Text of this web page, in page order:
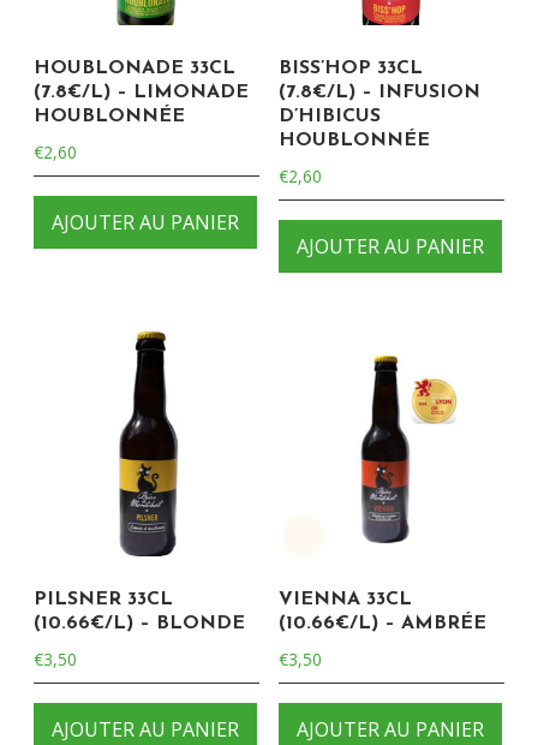
HOUBLONADE 33CL
(7.8€/L) – LIMONADE
HOUBLONNÉE
€2,60
AJOUTER AU PANIER
BISS’HOP 33CL
(7.8€/L) – INFUSION
D’HIBICUS
HOUBLONNÉE
€2,60
AJOUTER AU PANIER
PILSNER 33CL
(10.66€/L) – BLONDE
€3,50
AJOUTER AU PANIER
VIENNA 33CL
(10.66€/L) – AMBRÉE
€3,50
AJOUTER AU PANIER